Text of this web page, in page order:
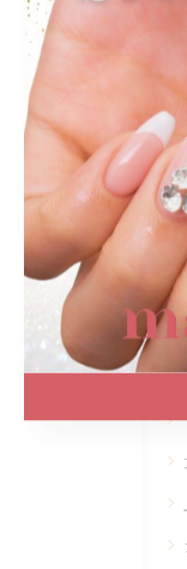
#名古屋駅ネ
#大人ネイル
#クリス